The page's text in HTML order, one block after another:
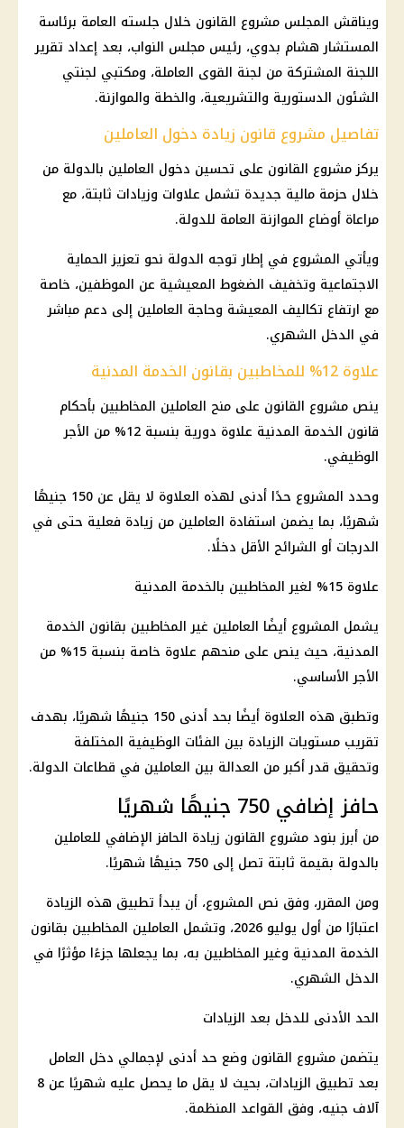
ويناقش المجلس مشروع القانون خلال جلسته العامة برئاسة
المستشار هشام بدوي، رئيس مجلس النواب، بعد إعداد تقرير
اللجنة المشتركة من لجنة القوى العاملة، ومكتبي لجنتي
الشئون الدستورية والتشريعية، والخطة والموازنة.
تفاصيل مشروع قانون زيادة دخول العاملين
يركز مشروع القانون على تحسين دخول العاملين بالدولة من
خلال حزمة مالية جديدة تشمل علاوات وزيادات ثابتة، مع
مراعاة أوضاع الموازنة العامة للدولة.
ويأتي المشروع في إطار توجه الدولة نحو تعزيزالحماية
الاجتماعية وتخفيف الضغوط المعيشية عن الموظفين، خاصة
مع ارتفاع تكاليف المعيشة وحاجة العاملين إلى دعم مباشر
في الدخل الشهري.
علاوة 12% للمخاطبين بقانون الخدمة المدنية
ينص مشروع القانون على منح العاملين المخاطبين بأحكام
قانون الخدمة المدنية علاوة دورية
بنسبة 12% من الأجر
الوظيفي.
وحدد المشروع حدًا أدنى لهذه العلاوة لا يقل عن 150 جنيهًا
شهريًا، بما يضمن استفادة العاملين من زيادة فعلية حتى في
الدرجات أو الشرائح الأقل دخلًا.
علاوة 15% لغير المخاطبين بالخدمة المدنية
يشمل المشروع أيضًا العاملين غير المخاطبين بقانون الخدمة
المدنية، حيث ينص على منحهم علاوة خاصة
بنسبة 15% من
الأجر الأساسي.
وتطبق هذه العلاوة أيضًا بحد أدنى 150 جنيهًا شهريًا، بهدف
تقريب مستويات الزيادة بين الفئات الوظيفية المختلفة
وتحقيق قدر أكبر من العدالة بين العاملين في قطاعات الدولة.
حافز إضافي 750 جنيهًا شهريًا
من أبرز بنود مشروع القانون زيادة الحافز الإضافي للعاملين
بالدولة بقيمة ثابتة تصل إلى 750 جنيهًا شهريًا.
ومن المقرر، وفق نص المشروع، أن يبدأ تطبيق هذه الزيادة
اعتبارًا من أول يوليو
2026، وتشمل العاملين المخاطبين بقانون
الخدمة المدنية وغير المخاطبين به، بما يجعلها جزءًا مؤثرًا في
الدخل الشهري.
الحد الأدنى للدخل بعد الزيادات
يتضمن مشروع القانون وضع حد أدنى لإجمالي دخل العامل
بعد تطبيق الزيادات، بحيث لا يقل ما يحصل عليه شهريًا عن 8
آلاف جنيه، وفق القواعد المنظمة.